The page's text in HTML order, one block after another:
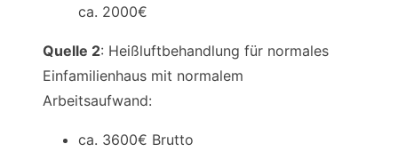
ca. 2000€
Quelle 2: Heißluftbehandlung für normales
Einfamilienhaus mit normalem
Arbeitsaufwand:
ca. 3600€ Brutto